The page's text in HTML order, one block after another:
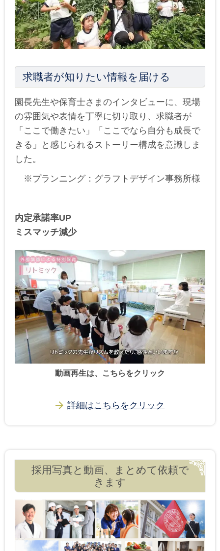
求職者が知りたい情報を届ける
園長先生や保育士さまのインタビューに、現場
の雰囲気や表情を丁寧に切り取り、求職者が
「ここで働きたい」「ここでなら自分も成長で
きる」と感じられるストーリー構成を意識しま
した。
※プランニング：グラフトデザイン事務所様
内定承諾率UP
ミスマッチ減少
動画再生は、こちらをクリック
詳細はこちらをクリック
採用写真と動画、まとめて依頼で
きます